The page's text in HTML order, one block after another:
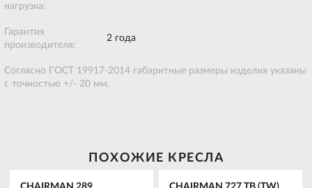
нагрузка:
Гарантия
производителя:
2 года
Согласно ГОСТ 19917-2014 габаритные размеры изделия указаны
с точностью +/- 20 мм.
ПОХОЖИЕ КРЕСЛА